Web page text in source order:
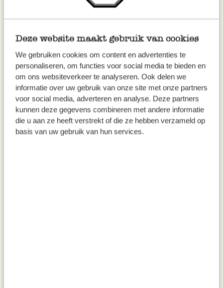
Deze website maakt gebruik van cookies
We gebruiken cookies om content en advertenties te
personaliseren, om functies voor social media te bieden en
om ons websiteverkeer te analyseren. Ook delen we
informatie over uw gebruik van onze site met onze partners
voor social media, adverteren en analyse. Deze partners
kunnen deze gegevens combineren met andere informatie
die u aan ze heeft verstrekt of die ze hebben verzameld op
basis van uw gebruik van hun services.
Teller tief "Cameo", Porzellan,
Ø 23 cm
4,95
Tiefer Teller, Steingut, Kleine
Zweige, Ø22,5 cm
13,95
inkl. MwSt zzgl. Versandkosten